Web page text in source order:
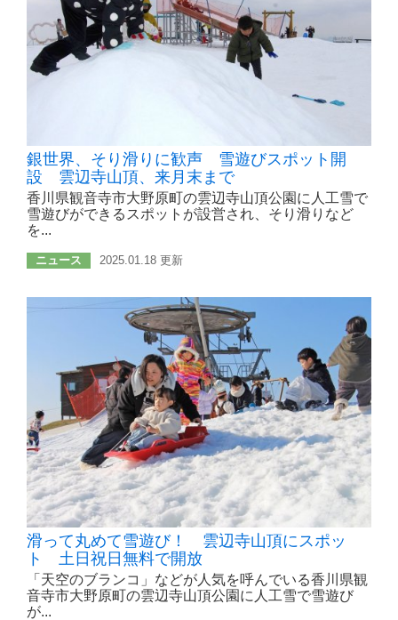
銀世界、そり滑りに歓声 雪遊びスポット開
設 雲辺寺山頂、来月末まで
香川県観音寺市大野原町の雲辺寺山頂公園に人工雪で
雪遊びができるスポットが設営され、そり滑りなど
を...
ニュース 2025.01.18 更新
滑って丸めて雪遊び！ 雲辺寺山頂にスポッ
ト 土日祝日無料で開放
「天空のブランコ」などが人気を呼んでいる香川県観
音寺市大野原町の雲辺寺山頂公園に人工雪で雪遊び
が...